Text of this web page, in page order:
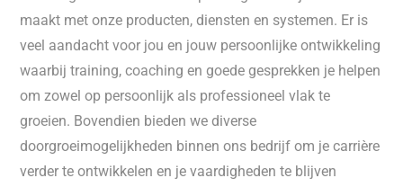
maakt met onze producten, diensten en systemen. Er is
veel aandacht voor jou en jouw persoonlijke ontwikkeling
waarbij training, coaching en goede gesprekken je helpen
om zowel op persoonlijk als professioneel vlak te
groeien. Bovendien bieden we diverse
doorgroeimogelijkheden binnen ons bedrijf om je carrière
verder te ontwikkelen en je vaardigheden te blijven